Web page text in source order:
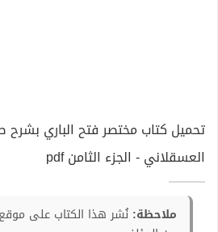
تحميل كتاب مختصر فتح الباري بشرح
العسقلاني - الجزء الثامن pdf
ملاحظة: نُشر هذا الكتاب على